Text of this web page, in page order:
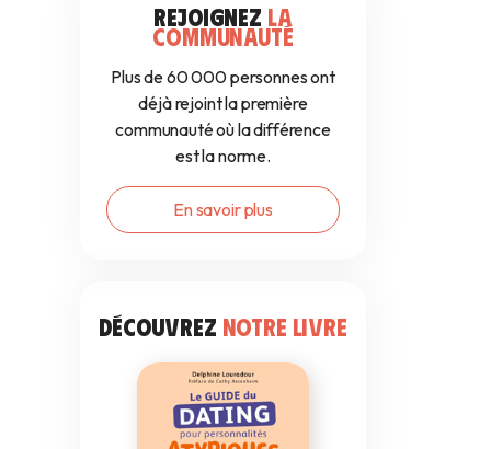
REJOIGNEZ LA
COMMUNAUTÉ
Plus de 60 000 personnes ont
déjà rejoint la première
communauté où la différence
est la norme.
En savoir plus
DÉCOUVREZ NOTRE LIVRE